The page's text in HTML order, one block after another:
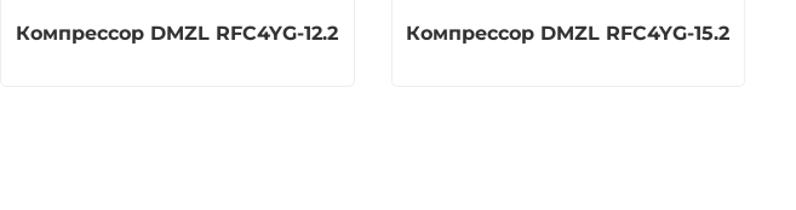
Компрессор DMZL RFC4YG-12.2 Компрессор DMZL RFC4YG-15.2